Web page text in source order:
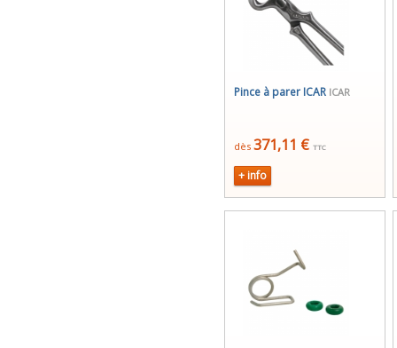
Pince à parer ICAR ICAR
dès 371,11 € TTC
+ info